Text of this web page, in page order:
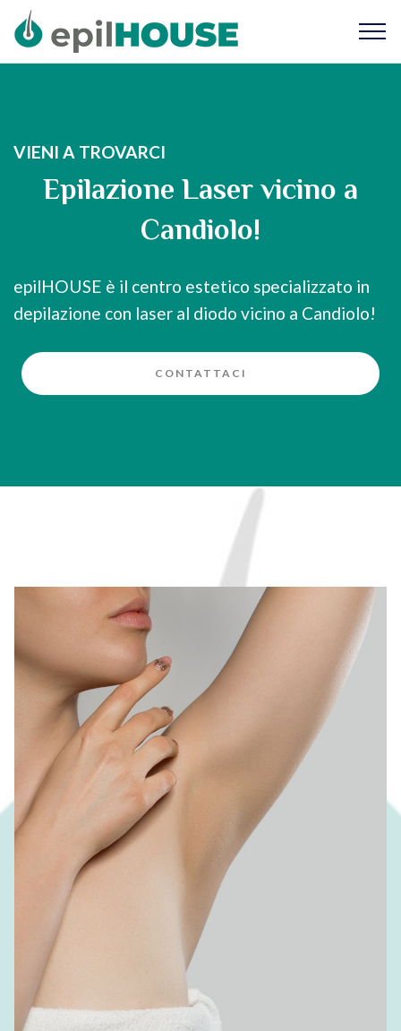
VIENI A TROVARCI
Epilazione Laser vicino a
Candiolo!
epilHOUSE è il centro estetico specializzato in
depilazione con laser al diodo vicino a Candiolo!
CONTATTACI